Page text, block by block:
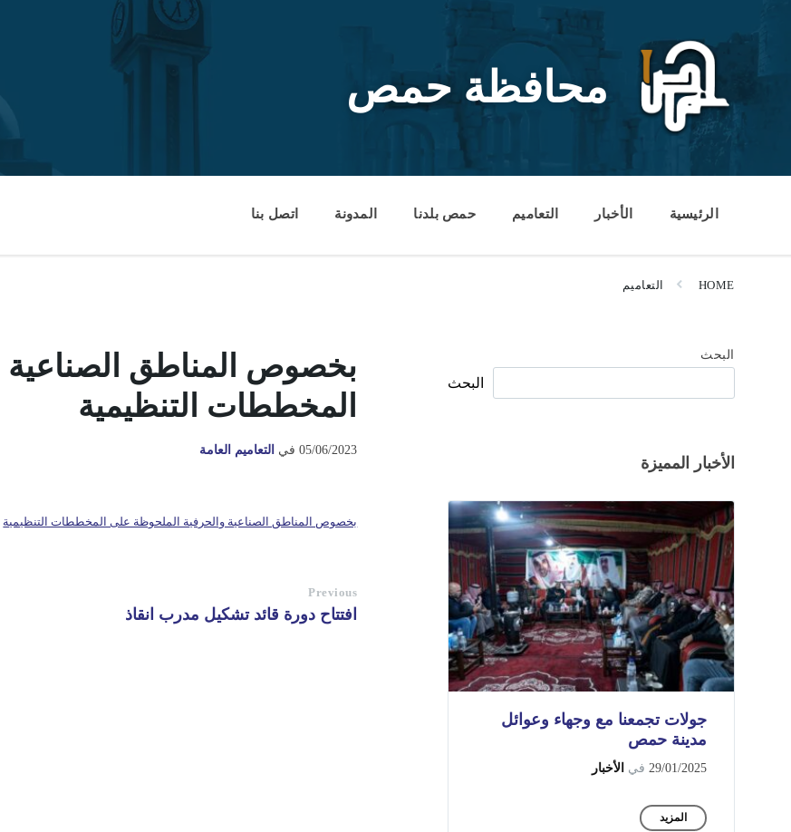
content
محافظة حمص
الرئيسية الأخبار التعاميم حمص بلدنا المدونة اتصل بنا
HOME التعاميم
بخصوص المناطق الصناعية
المخططات التنظيمية
05/06/2023 في التعاميم العامة
بخصوص المناطق الصناعية والحرفية الملحوظة على المخططات التنظيمية
Previous
افتتاح دورة قائد تشكيل مدرب انقاذ
البحث
البحث
الأخبار المميزة
جولات تجمعنا مع وجهاء وعوائل
مدينة حمص
29/01/2025 في الأخبار
المزيد